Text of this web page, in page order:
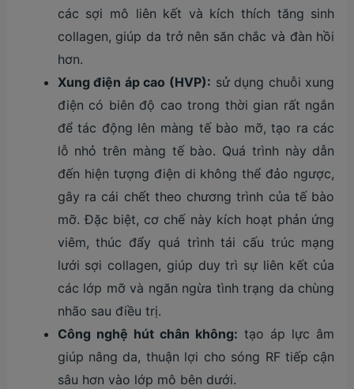
các sợi mô liên kết và kích thích tăng sinh
collagen, giúp da trở nên săn chắc và đàn hồi
hơn.
Xung điện áp cao (HVP): sử dụng chuỗi xung
điện có biên độ cao trong thời gian rất ngắn
để tác động lên màng tế bào mỡ, tạo ra các
lỗ nhỏ trên màng tế bào. Quá trình này dẫn
đến hiện tượng điện di không thể đảo ngược,
gây ra cái chết theo chương trình của tế bào
mỡ. Đặc biệt, cơ chế này kích hoạt phản ứng
viêm, thúc đẩy quá trình tái cấu trúc mạng
lưới sợi collagen, giúp duy trì sự liên kết của
các lớp mỡ và ngăn ngừa tình trạng da chùng
nhão sau điều trị.
Công nghệ hút chân không: tạo áp lực âm
giúp nâng da, thuận lợi cho sóng RF tiếp cận
sâu hơn vào lớp mô bên dưới.